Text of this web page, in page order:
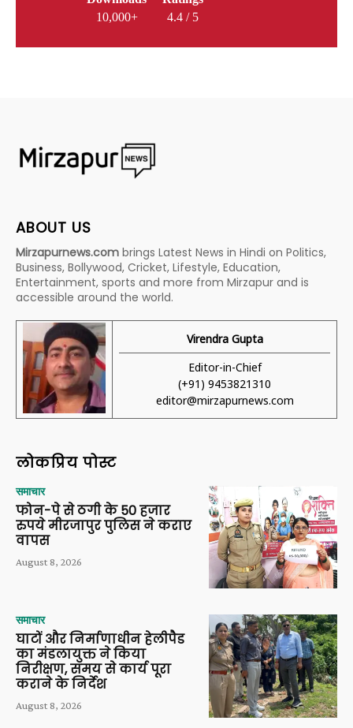
10,000+
4.4 / 5
ABOUT US
Mirzapurnews.com brings Latest News in Hindi on Politics,
Business, Bollywood, Cricket, Lifestyle, Education,
Entertainment, sports and more from Mirzapur and is
accessible around the world.
Virendra Gupta
Editor-in-Chief
(+91) 9453821310
editor@mirzapurnews.com
लोकप्रिय पोस्ट
समाचार
फोन-पे से ठगी के 50 हजार
रुपये मीरजापुर पुलिस ने कराए
वापस
August 8, 2026
समाचार
घाटों और निर्माणाधीन हेलीपैड
का मंडलायुक्त ने किया
निरीक्षण, समय से कार्य पूरा
कराने के निर्देश
August 8, 2026